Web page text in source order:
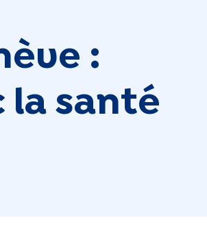
:
la santé